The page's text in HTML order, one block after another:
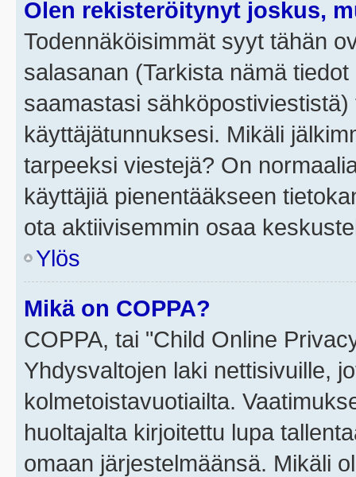
Olen rekisteröitynyt joskus,
Todennäköisimmät syyt tähän
salasanan (Tarkista nämä
saamastasi
käyttäjätunnuksesi. Mikäli
tarpeeksi viestejä? On
käyttäjiä pienentääkseen
ota aktiivisemmin osaa
Ylös
Mikä on COPPA?
COPPA, tai "Child Online
Yhdysvaltojen laki nettisivuille,
kolmetoistavuotiailta.
huoltajalta kirjoitettu lupa
omaan järjestelmäänsä. Mikäli